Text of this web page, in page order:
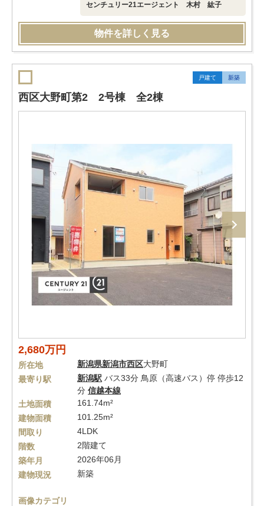
センチュリー21エージェント 木村 紘子
物件を詳しく見る
戸建て 新築
西区大野町第2 2号棟 全2棟
2,680万円
所在地 新潟県新潟市西区大野町
最寄り駅
新潟駅 バス33分 鳥原（高速バス）停 停歩12
分 信越本線
土地面積
161.74m²
建物面積
101.25m²
間取り
4LDK
階数
2階建て
築年月
2026年06月
建物現況
新築
画像カテゴリ